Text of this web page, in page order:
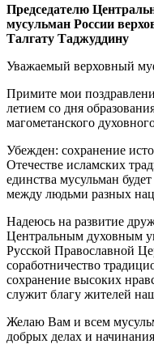
Председателю
мусульман России
Талгату Таджуддину
Уважаемый верховный
Примите мои
летием со дня
магометанского
Убежден: сохранение
Отечестве исламских
единства мусульман
между людьми разных
Надеюсь на развитие
Центральным духовным
Русской Православной
соработничество
сохранение высоких
служит благу жителей
Желаю Вам и всем
добрых делах и